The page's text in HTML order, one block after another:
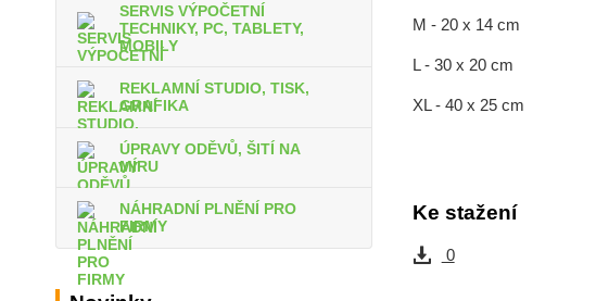
SERVIS VÝPOČETNÍ
TECHNIKY, PC, TABLETY,
MOBILY
REKLAMNÍ STUDIO, TISK,
GRAFIKA
ÚPRAVY ODĚVŮ, ŠITÍ NA
MÍRU
NÁHRADNÍ PLNĚNÍ PRO
FIRMY
M - 20 x 14 cm
L - 30 x 20 cm
XL - 40 x 25 cm
Ke stažení
0